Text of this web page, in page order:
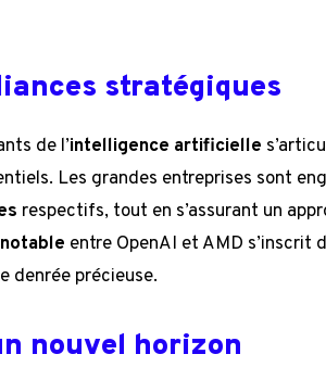
stratégiques
de l’intelligence artificielle
Les grandes entreprises sont
respectifs, tout en s’assurant un
entre OpenAI et AMD s’inscrit
denrée précieuse.
nouvel horizon